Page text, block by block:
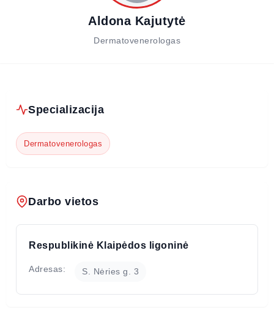
Aldona Kajutytė
Dermatovenerologas
Specializacija
Dermatovenerologas
Darbo vietos
Respublikinė Klaipėdos ligoninė
Adresas: S. Nėries g. 3